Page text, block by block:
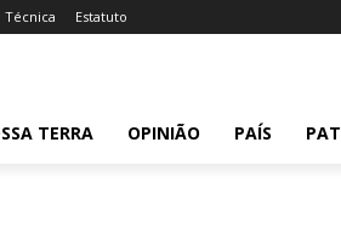
Técnica Estatuto
TERRA OPINIÃO PAÍS